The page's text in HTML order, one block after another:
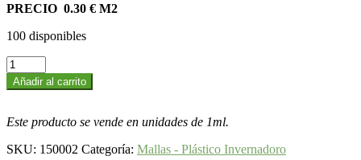
PRECIO 0.30 € M2
100 disponibles
Manta
térmica
de
mt
ancho
Añadir al carrito
Este producto se vende en unidades de 1ml.
SKU: 150002 Categoría: Mallas - Plástico Invernadoro